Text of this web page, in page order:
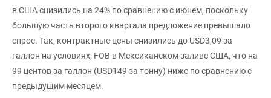
в США снизились на 24% по сравнению с июнем, поскольку
большую часть второго квартала предложение превышало
спрос. Так, контрактные цены снизились до USD3,09 за
галлон на условиях, FOB в Мексиканском заливе США, что на
99 центов за галлон (USD149 за тонну) ниже по сравнению с
предыдущим месяцем.